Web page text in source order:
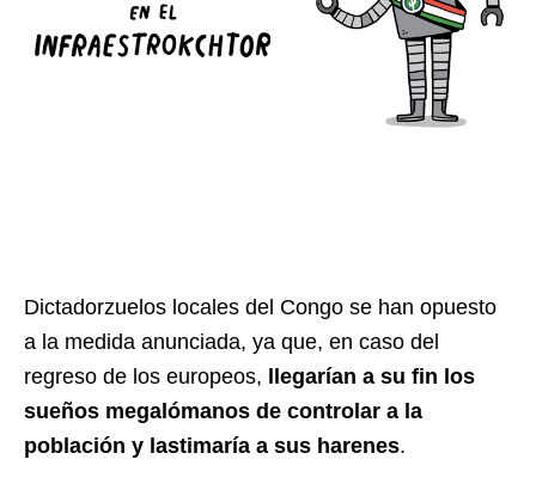
Dictadorzuelos locales del Congo se han opuesto
a la medida anunciada, ya que, en caso del
regreso de los europeos, llegarían a su fin los
sueños megalómanos de controlar a la
población y lastimaría a sus harenes.